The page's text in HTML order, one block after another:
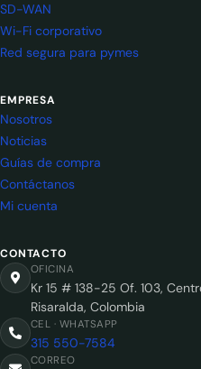
SD-WAN
Wi-Fi corporativo
Red segura para pymes
EMPRESA
Nosotros
Noticias
Guías de compra
Contáctanos
Mi cuenta
CONTACTO
OFICINA
Kr 15 # 138-25 Of. 103,
Risaralda, Colombia
CEL · WHATSAPP
315 550-7584
CORREO